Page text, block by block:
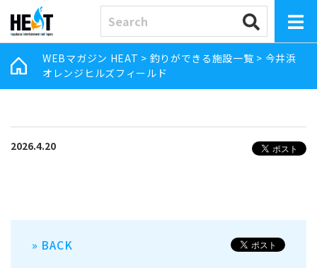
WEBマガジン HEAT > 釣りができる施設一覧 > 今井浜
オレンジヒルズフィールド
2026.4.20
» BACK